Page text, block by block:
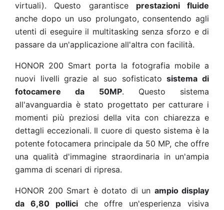
virtuali). Questo garantisce prestazioni fluide
anche dopo un uso prolungato, consentendo agli
utenti di eseguire il multitasking senza sforzo e di
passare da un'applicazione all'altra con facilità.
HONOR 200 Smart porta la fotografia mobile a
nuovi livelli grazie al suo sofisticatosistema di
fotocamere da 50MP. Questo sistema
all'avanguardia è stato progettato per catturare i
momenti più preziosi della vita con chiarezza e
dettagli eccezionali. Il cuore di questo sistema è la
potente fotocamera principale da 50 MP, che offre
una qualità d'immagine straordinaria in un'ampia
gamma di scenari di ripresa.
HONOR 200 Smart è dotato di un ampio display
da 6,80 polliciche offre un'esperienza visiva